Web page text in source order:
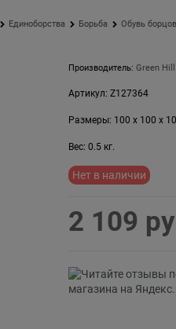
Единоборства Борьба Обувь
Производитель: Green Hill
Артикул: Z127364
Размеры: 100 x 100 x
Вес: 0.5кг.
Нет в наличии
2 109